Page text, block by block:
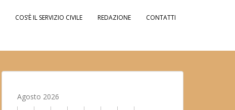
COS’È IL SERVIZIO CIVILE REDAZIONE CONTATTI
Agosto 2026